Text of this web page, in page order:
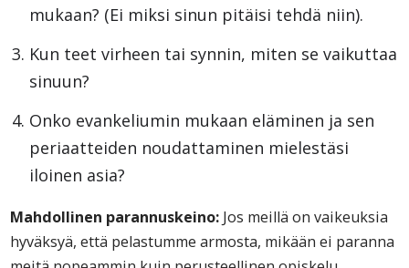
mukaan? (Ei miksi sinun pitäisi tehdä niin).
Kun teet virheen tai synnin, miten se vaikuttaa
sinuun?
Onko evankeliumin mukaan eläminen ja sen
periaatteiden noudattaminen mielestäsi
iloinen asia?
Mahdollinen parannuskeino: Jos meillä on vaikeuksia
hyväksyä, että pelastumme armosta, mikään ei paranna